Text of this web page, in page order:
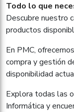
Todo lo que
Descubre nuestro
productos
En PMC,
compra y gestión
disponibilidad
Explora todas las
Informática y